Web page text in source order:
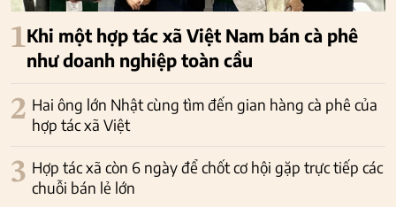
1Khi một hợp tác xã Việt Nam bán cà phê
như doanh nghiệp toàn cầu
2 Hai ông lớn Nhật cùng tìm đến gian hàng cà phê của
hợp tác xã Việt
3 Hợp tác xã còn 6 ngày để chốt cơ hội gặp trực tiếp các
chuỗi bán lẻ lớn